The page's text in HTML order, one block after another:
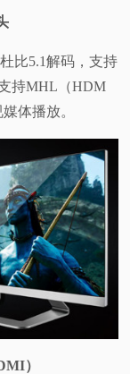
比5.1解码，支持
持MHL（HDM
体播放。
）